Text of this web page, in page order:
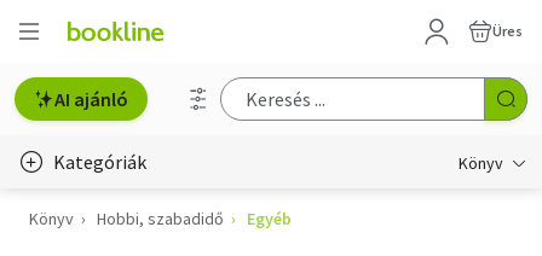
Üres
AI ajánló
Kategóriák Könyv
Életmód, egészség
Könyv Hobbi, szabadidő Egyéb